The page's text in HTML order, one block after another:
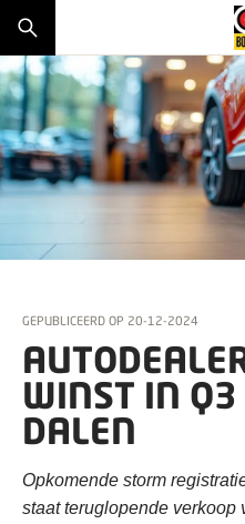
GEPUBLICEERD OP 20-12-2024
WINST IN
DALEN
Opkomende storm
staat teruglopende verkoop